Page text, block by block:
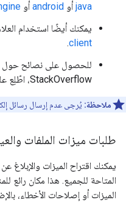
javaأو androidأو
يمكنك أيضًا استخدام
client
.
للحصول على نصائح حول
StackOverflow، اطّلِع على
ملاحظة: يُرجى عدم إرسال رسائل
طلبات ميزات الملفات
يمكنك اقتراح الميزات
المتاحة للجميع. هذا مكان رائع
الميزات أو إصلاحات الأخطاء،